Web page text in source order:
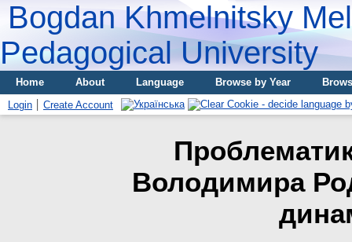
Bogdan Khmelnitsky
Pedagogical University
Home About Language Browse by Year
Login
Create Account
Володимира